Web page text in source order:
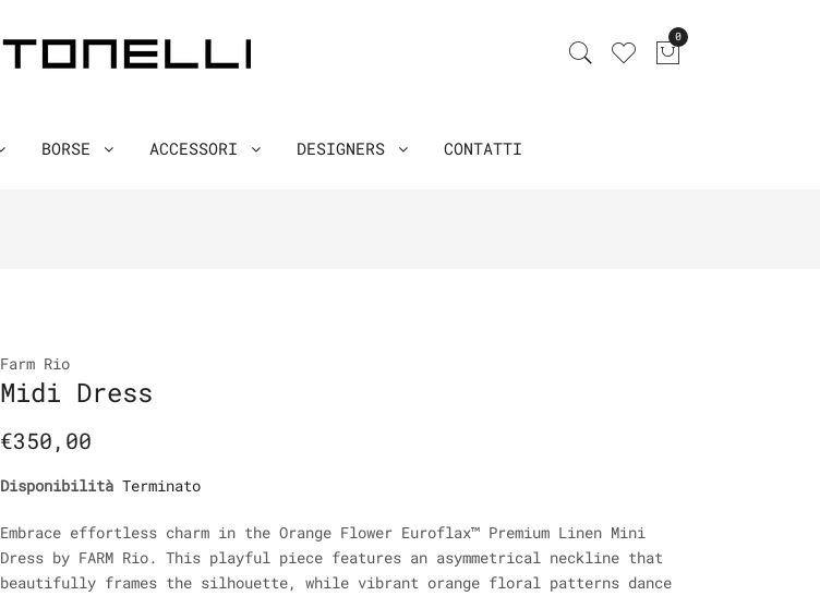
0
BORSE ACCESSORI DESIGNERS CONTATTI
Farm Rio
Midi Dress
€350,00
Disponibilità Terminato
Embrace effortless charm in the Orange Flower Euroflax™ Premium Linen Mini
Dress by FARM Rio. This playful piece features an asymmetrical neckline that
beautifully frames the silhouette, while vibrant orange floral patterns dance